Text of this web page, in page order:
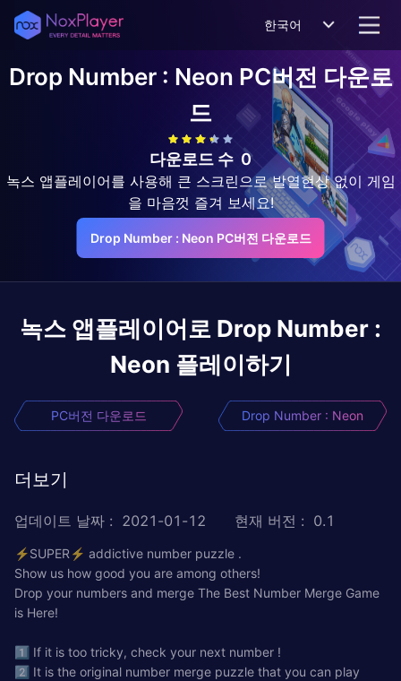
한국어
Drop Number : Neon PC버전 다운로
드
다운로드 수 0
녹스 앱플레이어를 사용해 큰 스크린으로 발열현상 없이 게임
을 마음껏 즐겨 보세요!
Drop Number : Neon PC버전 다운로드
녹스 앱플레이어로 Drop Number :
Neon 플레이하기
PC버전 다운로드 Drop Number : Neon
더보기
업데이트 날짜 : 2021-01-12 현재 버전 : 0.1
⚡SUPER⚡ addictive number puzzle .
Show us how good you are among others!
Drop your numbers and merge The Best Number Merge Game
is Here!
1⃣ If it is too tricky, check your next number !
2⃣ It is the original number merge puzzle that you can play